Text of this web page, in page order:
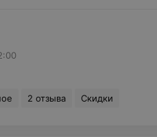
2 отзыва Скидки